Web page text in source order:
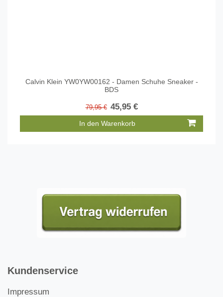
Calvin Klein YW0YW00162 - Damen Schuhe Sneaker -
BDS
79,95 € 45,95 €
In den Warenkorb
Kundenservice
Impressum